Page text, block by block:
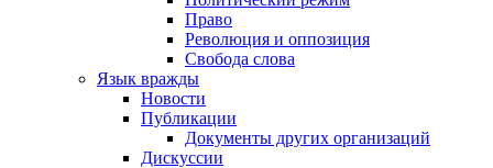
Право
Революция и оппозиция
Свобода слова
Язык вражды
Новости
Публикации
Документы других организаций
Дискуссии